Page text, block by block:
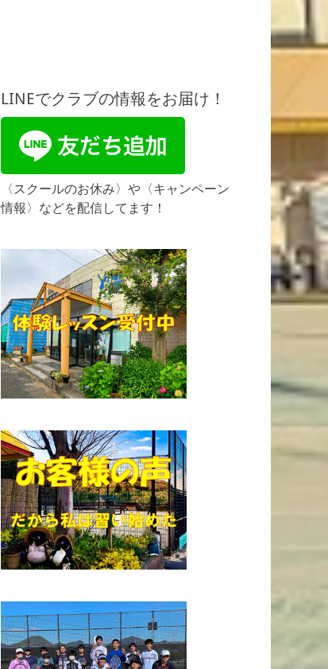
LINEでクラブの情報をお届け！
〈スクールのお休み〉や〈キャンペーン
情報〉などを配信してます！